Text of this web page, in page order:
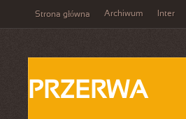
Strona główna Archiwum Inter
PRZERWA